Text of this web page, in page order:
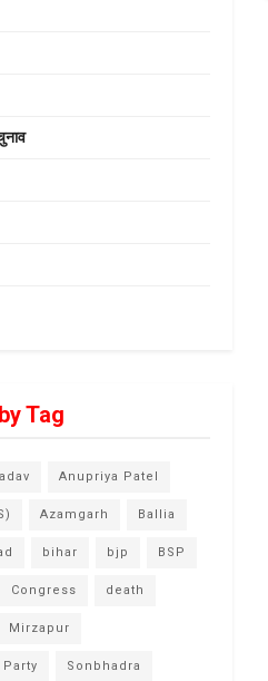
Tag
Anupriya Patel
Azamgarh Ballia
bihar bjp BSP
Congress death
Mirzapur
Sonbhadra